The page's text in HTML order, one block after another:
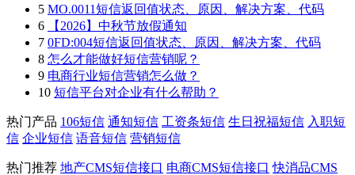
5 MO.0011短信返回值状态、原因、解决方案、代码
6
【2026】中秋节放假通知
7 0FD:004短信返回值状态、原因、解决方案、代码
8 怎么才能做好短信营销呢？
9 电商行业短信营销怎么做？
10 短信平台对企业有什么帮助？
热门产品 106短信 通知短信 工资条短信 生日祝福短信 入职短
信 企业短信 语音短信 营销短信
热门推荐 地产CMS短信接口 电商CMS短信接口 快消品CMS